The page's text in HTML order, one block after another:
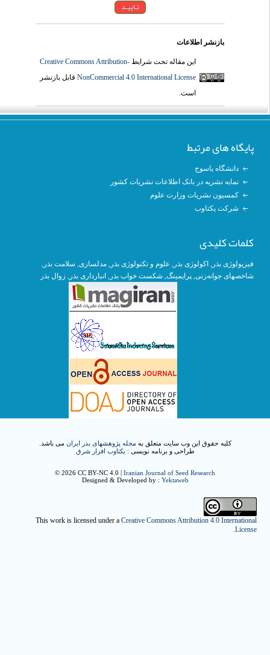
بازنشر اطلاعات
این مقاله تحت شرایطCreative Commons Attribution-
NonCommercial 4.0 International Licenseقابل بازنشر
است.
پایگاه های مرتبط
دانشگاه یاسوج
نمایه نشریه در بانک اطلاعات نشریات کشور
کمسیون نشریات وزارت علوم
شرکت یکتاوب
کلمات کلیدی
فیزیولوژی بذر,اکولوژی بذر,علوم و تکنولوژی بذر,مدلسازی, سلامت بذر,
شاخصهای جوانه‌زنی,پرایمینگ, شکست خواب بذر,انبارداری بذر,زوال بذر
کلیه حقوق این وب سایت متعلق به مجله پژوهشهای بذر ایران می باشد.
طراحی و برنامه نویسی : یکتاوب افزار شرق
© 2026 CC BY-NC 4.0 |Iranian Journal of Seed Research
Designed & Developed by :Yektaweb
This work is licensed under aCreative Commons Attribution 4.0 International
License
.